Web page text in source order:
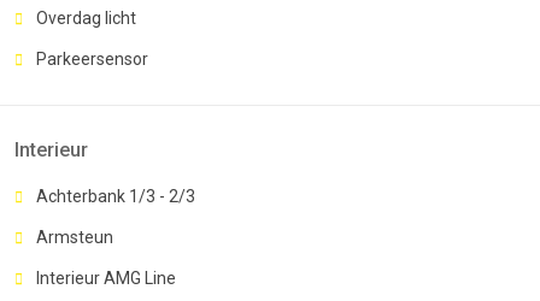
Overdag licht
Parkeersensor
Interieur
Achterbank 1/3 - 2/3
Armsteun
Interieur AMG Line